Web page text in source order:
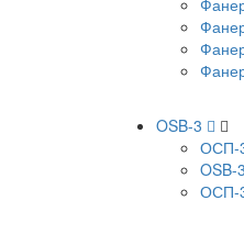
OSB-3
ОСП-
OSB-
ОСП-